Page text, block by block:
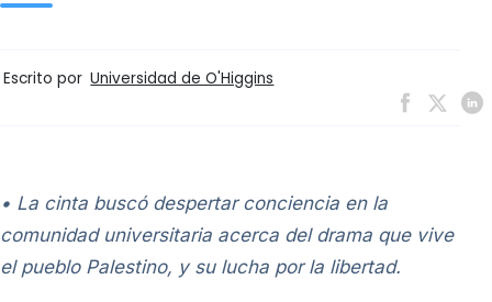
Escrito por Universidad de O'Higgins
• La cinta buscó despertar conciencia en la
comunidad universitaria acerca del drama que vive
el pueblo Palestino, y su lucha por la libertad.